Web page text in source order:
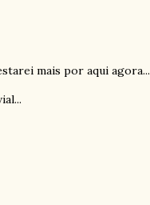
mais por aqui agora...